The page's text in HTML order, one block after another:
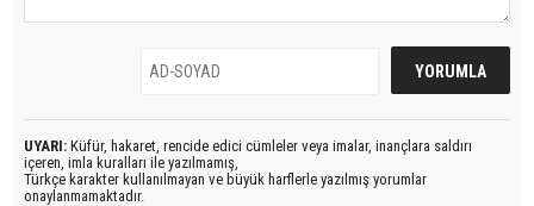
UYARI: Küfür, hakaret, rencide edici cümleler veya imalar, inançlara saldırı
içeren, imla kuralları ile yazılmamış,
Türkçe karakter kullanılmayan ve büyük harflerle yazılmış yorumlar
onaylanmamaktadır.